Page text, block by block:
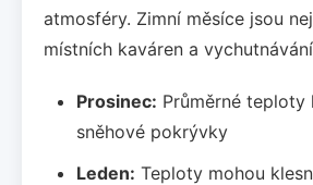
atmosféry. Zimní měsíce jsou
místních kaváren a
Prosinec: Průměrné teploty
sněhové pokrývky
Leden: Teploty mohou